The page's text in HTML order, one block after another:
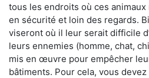
tous les endroits où ces
en sécurité et loin des regards.
viseront où il leur serait difficile
leurs ennemies (homme, chat,
mis en œuvre pour empêcher
bâtiments. Pour cela, vous